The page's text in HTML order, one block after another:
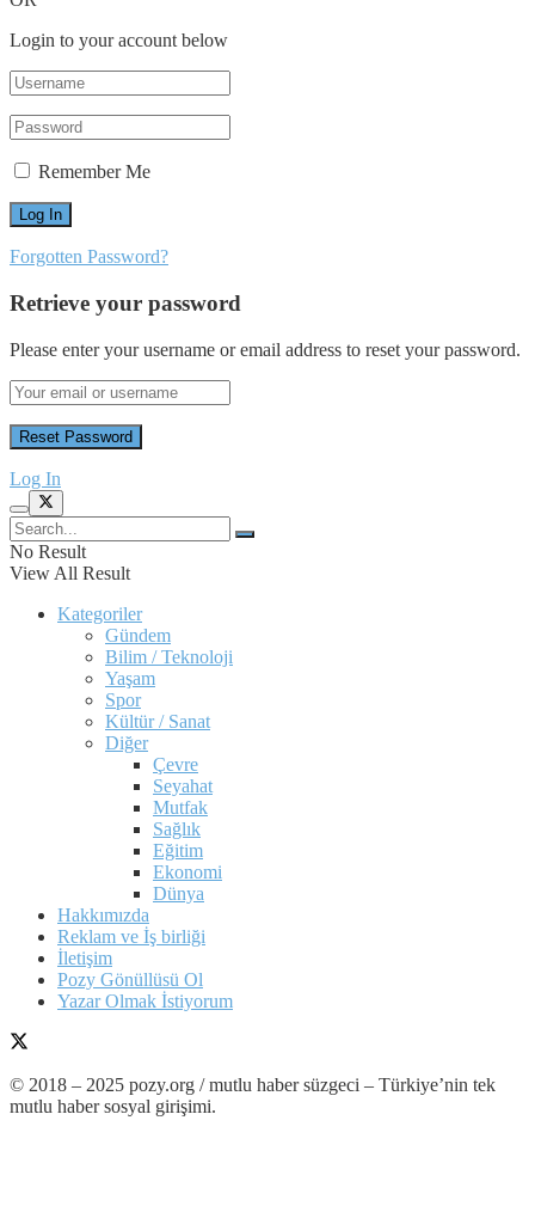
Login to your account below
Remember Me
Forgotten Password?
Retrieve your password
Please enter your username or email address to reset your password.
Log In
No Result
View All Result
Kategoriler
Gündem
Bilim / Teknoloji
Yaşam
Spor
Kültür / Sanat
Diğer
Çevre
Seyahat
Mutfak
Sağlık
Eğitim
Ekonomi
Dünya
Hakkımızda
Reklam ve İş birliği
İletişim
Pozy Gönüllüsü Ol
Yazar Olmak İstiyorum
© 2018 – 2025 pozy.org / mutlu haber süzgeci – Türkiye’nin tek
mutlu haber sosyal girişimi.